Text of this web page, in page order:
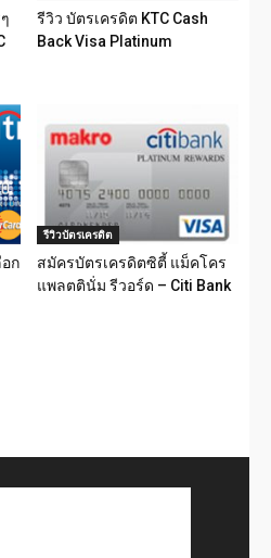
รีวิว บัตรเครดิต KTC Cash
Back Visa Platinum
ก
รีวิวบัตรเครดิต
สมัครบัตรเครดิตซิตี้ แม็คโคร
แพลตตินั่ม รีวอร์ด – Citi Bank